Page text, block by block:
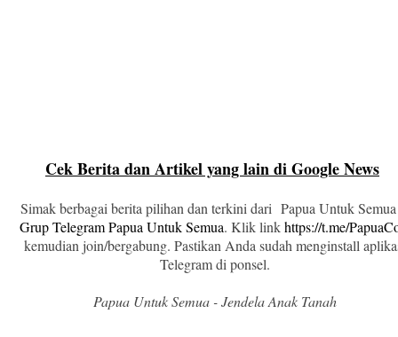
Cek Berita dan Artikel yang lain di Google News
Simak berbagai berita pilihan dan terkini dari Papua Untuk
Grup Telegram Papua Untuk Semua. Klik linkhttps://t.me/
kemudian join/bergabung. Pastikan Anda sudah menginstall
Telegram di ponsel.
Papua Untuk Semua - Jendela Anak Tanah